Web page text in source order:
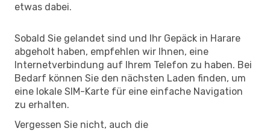
etwas dabei.
Sobald Sie gelandet sind und Ihr Gepäck in Harare
abgeholt haben, empfehlen wir Ihnen, eine
Internetverbindung auf Ihrem Telefon zu haben. Bei
Bedarf können Sie den nächsten Laden finden, um
eine lokale SIM-Karte für eine einfache Navigation
zu erhalten.
Vergessen Sie nicht, auch die